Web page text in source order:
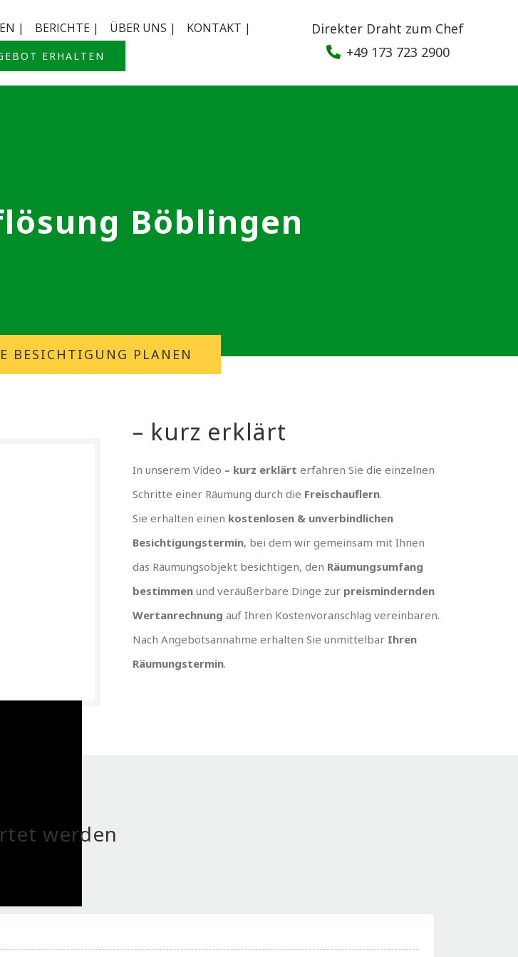
| BERICHTE | ÜBER UNS | KONTAKT |
ERHALTEN
Direkter Draht zum Chef
+49 173 723 2900
Böblingen
BESICHTIGUNG PLANEN
– kurz erklärt
In unserem Video – kurz erklärt erfahren Sie die einzelnen
Schritte einer Räumung durch die Freischauflern.
Sie erhalten einen kostenlosen & unverbindlichen
Besichtigungstermin, bei dem wir gemeinsam mit Ihnen
das Räumungsobjekt besichtigen, den Räumungsumfang
bestimmen und veräußerbare Dinge zur preismindernden
Wertanrechnung auf Ihren Kostenvoranschlag vereinbaren.
Nach Angebotsannahme erhalten Sie unmittelbar Ihren
Räumungstermin.
werden